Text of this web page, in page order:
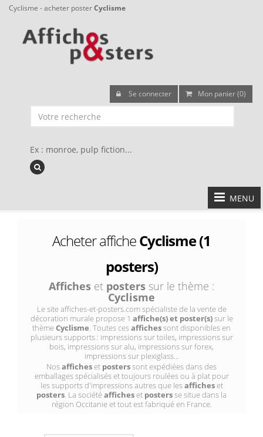
Cyclisme - acheter posterCyclisme
Se connecter Mon panier (0)
Ex : monroe, pulp fiction...
MENU
Acheter afficheCyclisme (1
posters)
Affiches et posters sur le thème :
Cyclisme
Le site affiches-et-posters.com spécialiste de la vente de
décoration murale propose 1 affiche(s) et poster(s)sur le
thèmeCyclisme. Toutes cesaffichessont disponibles en
plusieurs supports : impressions sur toiles, impressions sur
bois, impressions sur alu, impressions sur forex,
impressions sur plexiglass...
Nosafficheset posterssont expédiées dans des
emballages spécialisés et toujours roulées ou à plat pour
les supports d'impressions autres que lesafficheset
posters. La sociétéafficheset postersse situe dans la
région Occitanie et tout est fabriqué en France.